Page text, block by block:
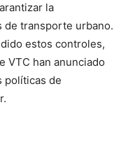
la
de transporte urbano.
estos controles,
VTC han anunciado
políticas de